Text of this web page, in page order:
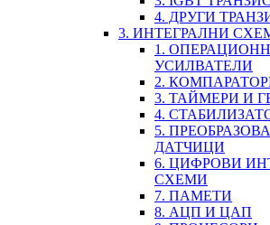
4. ДРУГИ
3. ИНТЕГРАЛНИ
1.
УСИЛВАТЕЛИ
2.
3. ТАЙМЕРИ И
4.
5.
ДАТЧИЦИ
6. ЦИФРОВИ
СХЕМИ
7. ПАМЕТИ
8. АЦП И ЦАП